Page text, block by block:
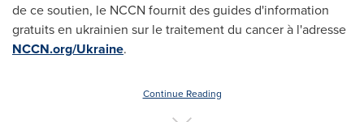
de ce soutien, le NCCN fournit des guides d'information
gratuits en ukrainien sur le traitement du cancer à l'adresse
NCCN.org/Ukraine.
Continue Reading